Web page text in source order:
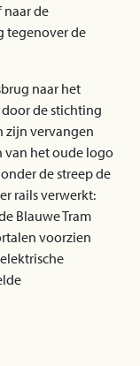
naar de
tegenover de
naar het
de stichting
zijn vervangen
van het oude logo
de streep de
rails verwerkt:
Blauwe Tram
voorzien